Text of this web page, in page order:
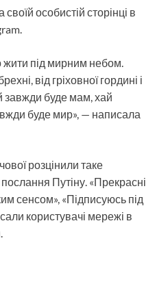
особистій сторінці в
жити під мирним небом.
від гріховної гордині і
завжди буде мам, хай
буде мир», — написала
розцінили таке
Путіну. «Прекрасні
сенсом», «Підписуюсь під
користувачі мережі в